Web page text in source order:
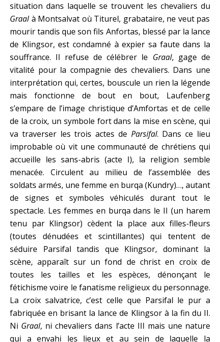
situation dans laquelle se trouvent les chevaliers du
Graalà Montsalvat où Titurel, grabataire, ne veut pas
mourir tandis que son fils Anfortas, blessé par la lance
de Klingsor, est condamné à expier sa faute dans la
souffrance. Il refuse de célébrer le Graal, gage de
vitalité pour la compagnie des chevaliers. Dans une
interprétation qui, certes, bouscule un rien la légende
mais fonctionne de bout en bout, Laufenberg
s’empare de l’image christique d’Amfortas et de celle
de la croix, un symbole fort dans la mise en scène, qui
va traverser les trois actes de Parsifal. Dans ce lieu
improbable où vit une communauté de chrétiens qui
accueille les sans-abris (acte I), la religion semble
menacée. Circulent au milieu de l’assemblée des
soldats armés, une femme en burqa (Kundry)…, autant
de signes et symboles véhiculés durant tout le
spectacle. Les femmes en burqa dans le II (un harem
tenu par Klingsor) cèdent la place aux filles-fleurs
(toutes dénudées et scintillantes) qui tentent de
séduire Parsifal tandis que Klingsor, dominant la
scène, apparaît sur un fond de christ en croix de
toutes les tailles et les espèces, dénonçant le
fétichisme voire le fanatisme religieux du personnage.
La croix salvatrice, c’est celle que Parsifal le pur a
fabriquée en brisant la lance de Klingsor à la fin du II.
Ni Graal, ni chevaliers dans l’acte III mais une nature
qui a envahi les lieux et au sein de laquelle la